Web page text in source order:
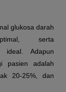
glukosa darah
serta
ideal. Adapun
pasien adalah
20-25%, dan